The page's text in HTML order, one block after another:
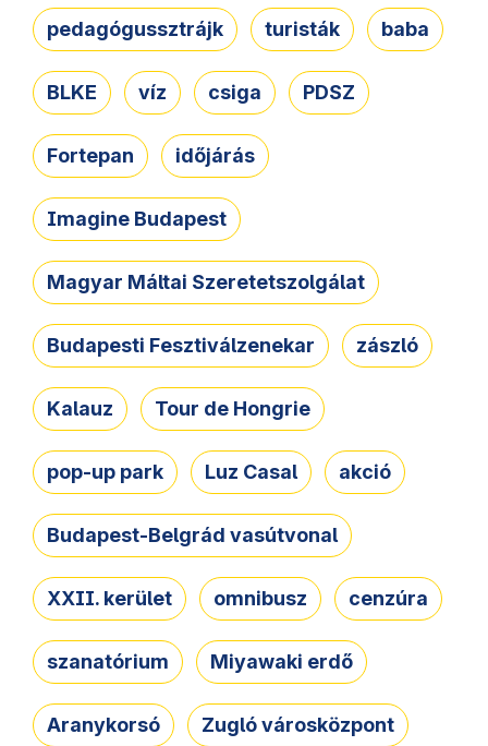
pedagógussztrájk turisták baba
BLKE víz csiga PDSZ
Fortepan időjárás
Imagine Budapest
Magyar Máltai Szeretetszolgálat
Budapesti Fesztiválzenekar zászló
Kalauz Tour de Hongrie
pop-up park Luz Casal akció
Budapest-Belgrád vasútvonal
XXII. kerület omnibusz cenzúra
szanatórium Miyawaki erdő
Aranykorsó Zugló városközpont